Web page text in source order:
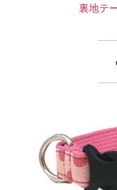
裏地テ